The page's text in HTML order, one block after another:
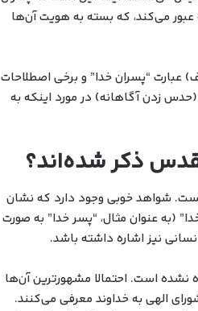
می‌کند، که بسته به هویت آن‌ها
عبارت “پسران خدا” و برخی اصطلاحات
زدن آگاهانه) در مورد اینکه به
ذکر شده‌اند؟
نیست. شواهد خوبی وجود دارد که نشان
(به عنوان مثال، “پسر خدا” به صورت
نشده است. احتمالا مشهورترین آن‌ها
شورای الهی به خداوند معرفی می‌کنند.